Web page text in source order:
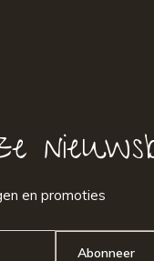
en promoties
Abonneer